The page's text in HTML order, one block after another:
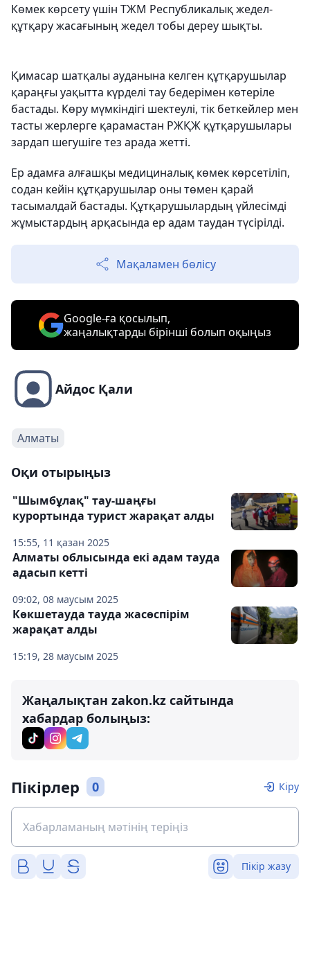
Көмек көрсету үшін ТЖМ Республикалық жедел-
құтқару жасағының жедел тобы дереу шықты.
Қимасар шатқалы ауданына келген құтқарушылар
қараңғы уақытта күрделі тау бедерімен көтеріле
бастады. Көру мүмкіндігі шектеулі, тік беткейлер мен
тасты жерлерге қарамастан РЖҚЖ құтқарушылары
зардап шегушіге тез арада жетті.
Ер адамға алғашқы медициналық көмек көрсетіліп,
содан кейін құтқарушылар оны төмен қарай
тасымалдай бастады. Құтқарушылардың үйлесімді
жұмыстардың арқасында ер адам таудан түсірілді.
Мақаламен бөлісу
Google-ға қосылып,
жаңалықтарды бірінші болып оқыңыз
Айдос Қали
Алматы
Оқи отырыңыз
15:55, 11 қазан 2025
"Шымбұлақ" тау-шаңғы
курортында турист жарақат алды
09:02, 08 маусым 2025
Алматы облысында екі адам тауда
адасып кетті
15:19, 28 маусым 2025
Көкшетауда тауда жасөспірім
жарақат алды
Жаңалықтан zakon.kz сайтында
хабардар болыңыз:
Пікірлер 0 Кіру
Пікір жазу